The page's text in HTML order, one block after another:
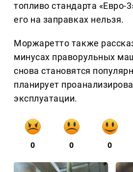
топливо стандарта «Евро-
его на заправках нельзя.
Моржаретто также
минусах праворульных
снова становятся
планирует
эксплуатации.
0 0 0